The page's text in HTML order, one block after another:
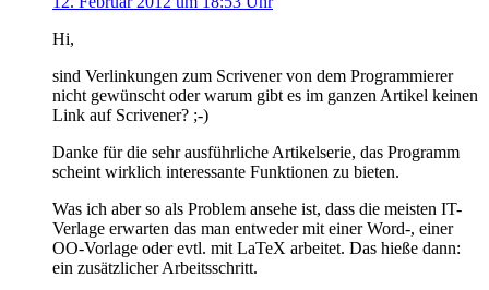
Hi,
sind Verlinkungen zum Scrivener von dem Programmierer
nicht gewünscht oder warum gibt es im ganzen Artikel keinen
Link auf Scrivener? ;-)
Danke für die sehr ausführliche Artikelserie, das Programm
scheint wirklich interessante Funktionen zu bieten.
Was ich aber so als Problem ansehe ist, dass die meisten IT-
Verlage erwarten das man entweder mit einer Word-, einer
OO-Vorlage oder evtl. mit LaTeX arbeitet. Das hieße dann:
ein zusätzlicher Arbeitsschritt.